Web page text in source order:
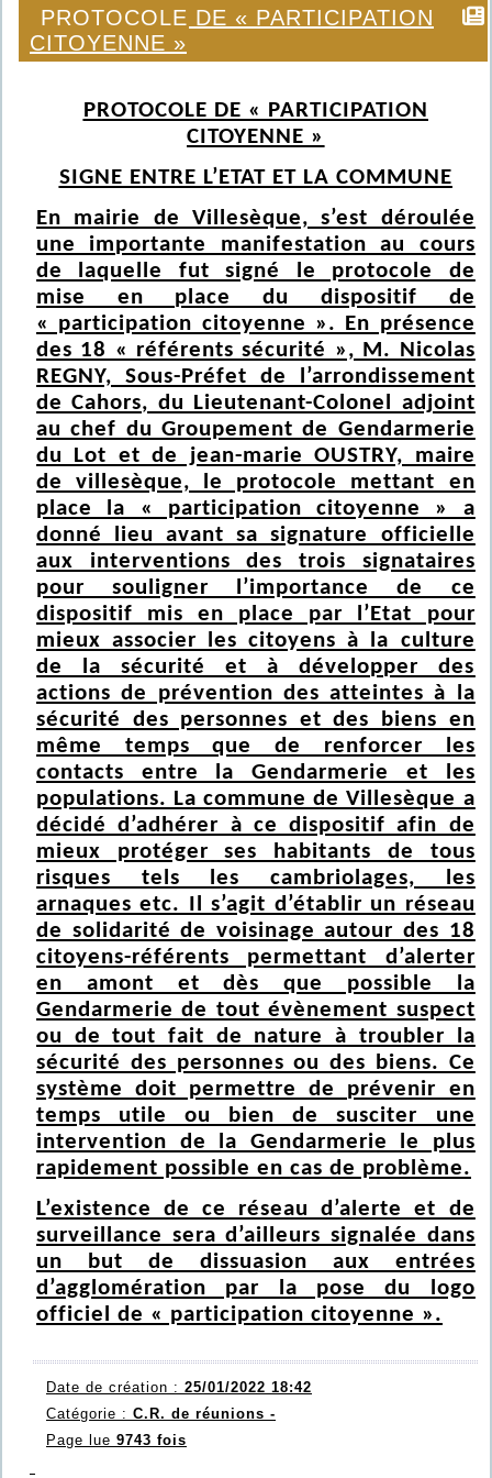
PROTOCOLE DE « PARTICIPATION
CITOYENNE »
PROTOCOLE DE « PARTICIPATION
CITOYENNE »
SIGNE ENTRE L’ETAT ET LA COMMUNE
En mairie de Villesèque, s’est déroulée
une importante manifestation au cours
de laquelle fut signé le protocole de
mise en place du dispositif de
« participation citoyenne ». En présence
des 18 « référents sécurité », M. Nicolas
REGNY, Sous-Préfet de l’arrondissement
de Cahors, du Lieutenant-Colonel adjoint
au chef du Groupement de Gendarmerie
du Lot et de jean-marie OUSTRY, maire
de villesèque, le protocole mettant en
place la « participation citoyenne » a
donné lieu avant sa signature officielle
aux interventions des trois signataires
pour souligner l’importance de ce
dispositif mis en place par l’Etat pour
mieux associer les citoyens à la culture
de la sécurité et à développer des
actions de prévention des atteintes à la
sécurité des personnes et des biens en
même temps que de renforcer les
contacts entre la Gendarmerie et les
populations. La commune de Villesèque a
décidé d’adhérer à ce dispositif afin de
mieux protéger ses habitants de tous
risques tels les cambriolages, les
arnaques etc. Il s’agit d’établir un réseau
de solidarité de voisinage autour des 18
citoyens-référents permettant d’alerter
en amont et dès que possible la
Gendarmerie de tout évènement suspect
ou de tout fait de nature à troubler la
sécurité des personnes ou des biens. Ce
système doit permettre de prévenir en
temps utile ou bien de susciter une
intervention de la Gendarmerie le plus
rapidement possible en cas de problème.
L’existence de ce réseau d’alerte et de
surveillance sera d’ailleurs signalée dans
un but de dissuasion aux entrées
d’agglomération par la pose du logo
officiel de « participation citoyenne ».
Date de création : 25/01/2022 18:42
Catégorie : C.R. de réunions -
Page lue 9743 fois